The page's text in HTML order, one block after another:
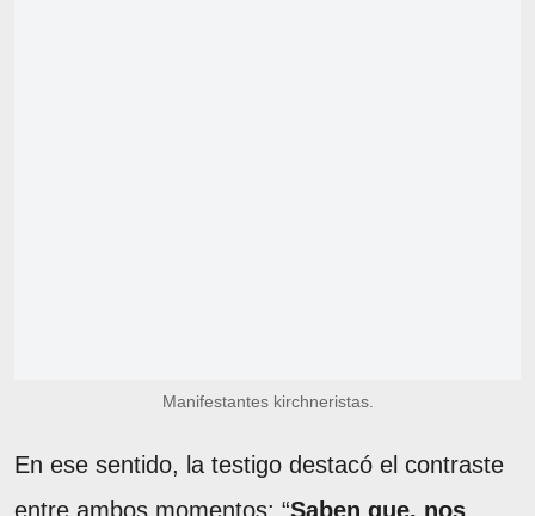
Manifestantes kirchneristas.
En ese sentido, la testigo destacó el contraste
entre ambos momentos: “Saben que, nos